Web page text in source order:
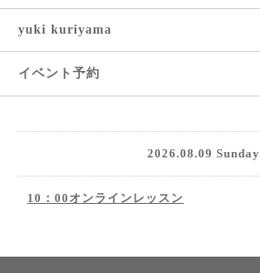
yuki kuriyama
イベント予約
2026.08.09 Sunday
10：00オンラインレッスン